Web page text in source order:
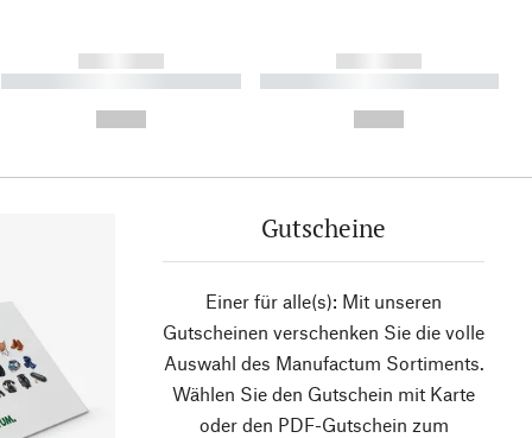
------------
----------- ----------- ----------
------------
----------- ----------- ----------
Gutscheine
Einer für alle(s): Mit unseren
Gutscheinen verschenken Sie die volle
Auswahl des Manufactum Sortiments.
Wählen Sie den Gutschein mit Karte
oder den PDF-Gutschein zum